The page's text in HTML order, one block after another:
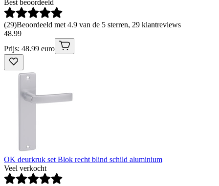
Best beoordeeld
(29)Beoordeeld met 4.9 van de 5 sterren, 29 klantreviews
48.99
Prijs: 48.99 euro
OK deurkruk set Blok recht blind schild aluminium
Veel verkocht